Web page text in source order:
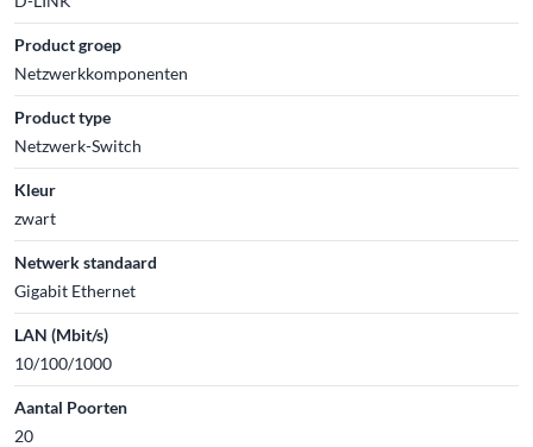
Product groep
Netzwerkkomponenten
Product type
Netzwerk-Switch
Kleur
zwart
Netwerk standaard
Gigabit Ethernet
LAN (Mbit/s)
10/100/1000
Aantal Poorten
20